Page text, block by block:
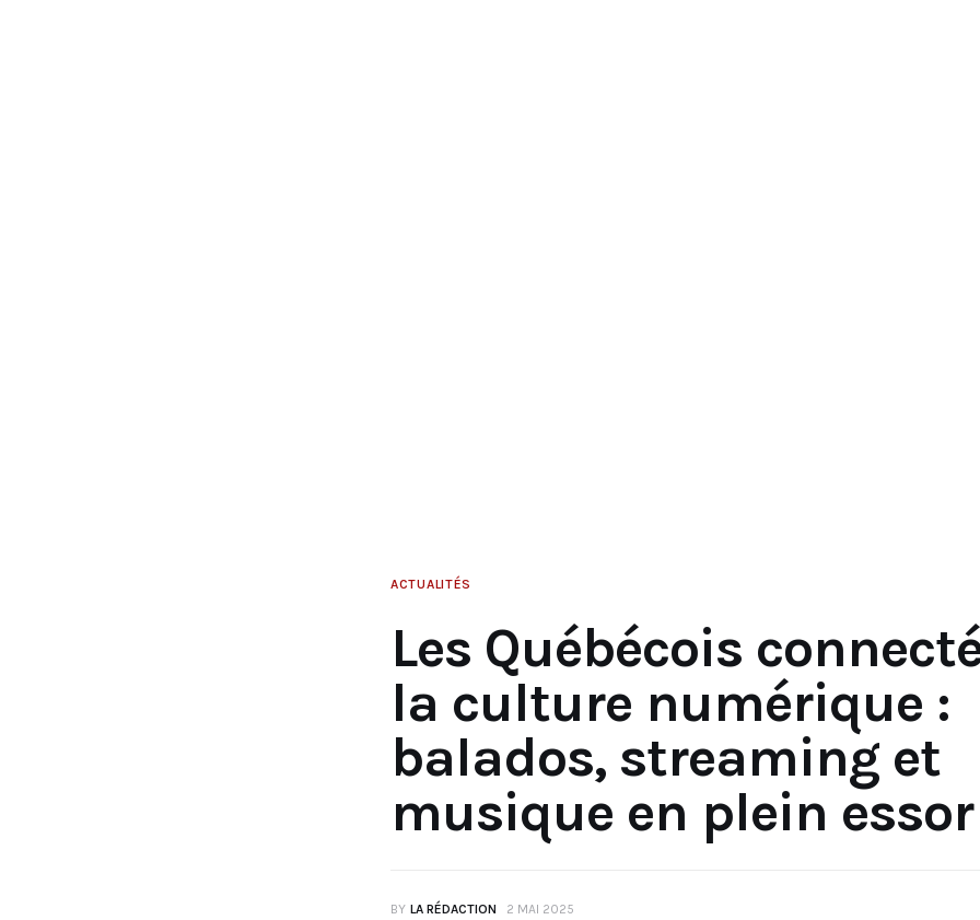
ACTUALITÉS
Les Québécois
la culture numérique :
balados, streaming et
musique en plein essor
BY LA RÉDACTION 2 MAI 2025